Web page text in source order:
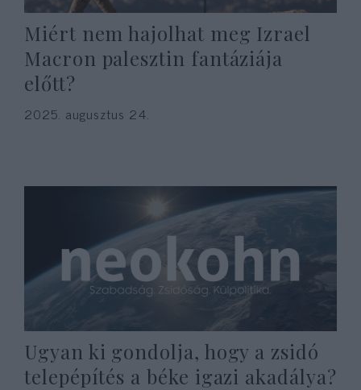
Miért nem hajolhat meg Izrael
Macron palesztin fantáziája
előtt?
2025. augusztus 24.
Ugyan ki gondolja, hogy a zsidó
telepépítés a béke igazi akadálya?